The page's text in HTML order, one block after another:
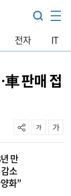
전자 IT
판매 접
만
소
화”